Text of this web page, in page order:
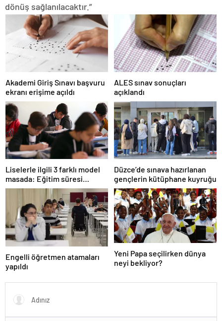
dönüş sağlanılacaktır.”
Akademi Giriş Sınavı başvuru
ekranı erişime açıldı
ALES sınav sonuçları
açıklandı
Liselerle ilgili 3 farklı model
masada: Eğitim süresi
kısalacak mı
Düzce’de sınava hazırlanan
gençlerin kütüphane kuyruğu
Engelli öğretmen atamaları
yapıldı
Yeni Papa seçilirken dünya
neyi bekliyor?